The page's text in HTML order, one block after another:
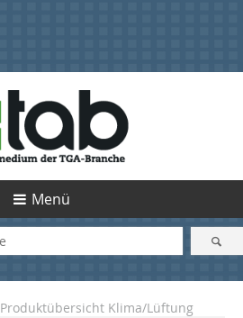
Menü
Produktübersicht Klima/Lüftung